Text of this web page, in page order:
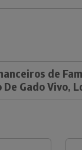
de
De Gado Vivo,